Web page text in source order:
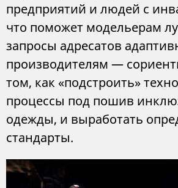
предприятий и людей с
что поможет модельерам
запросы адресатов
производителям —
том, как «подстроить»
процессы под пошив
одежды, и выработать
стандарты.